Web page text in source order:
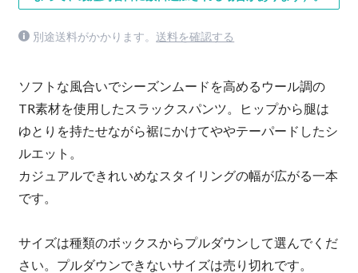
別途送料がかかります。 送料を確認する
ソフトな風合いでシーズンムードを高めるウール調の
TR素材を使用したスラックスパンツ。ヒップから腿は
ゆとりを持たせながら裾にかけてややテーパードしたシ
ルエット。
カジュアルできれいめなスタイリングの幅が広がる一本
です。
サイズは種類のボックスからプルダウンして選んでくだ
さい。プルダウンできないサイズは売り切れです。